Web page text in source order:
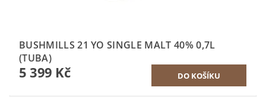
BUSHMILLS 21 YO SINGLE MALT 40% 0,7L
(TUBA)
5 399 Kč